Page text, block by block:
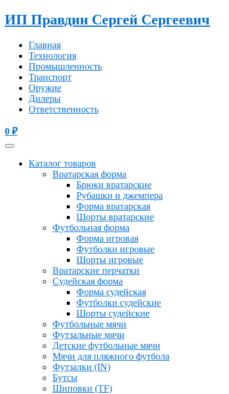
ИП Правдин Сергей Сергеевич
Главная
Технология
Промышленность
Транспорт
Оружие
Дилеры
Ответственность
0 ₽
Каталог товаров
Вратарская форма
Брюки вратарские
Рубашки и джемпера
Форма вратарская
Шорты вратарские
Футбольная форма
Форма игровая
Футболки игровые
Шорты игровые
Вратарские перчатки
Судейская форма
Форма судейская
Футболки судейские
Шорты судейские
Футбольные мячи
Футзальные мячи
Детские футбольные мячи
Мячи для пляжного футбола
Футзалки (IN)
Бутсы
Шиповки (TF)